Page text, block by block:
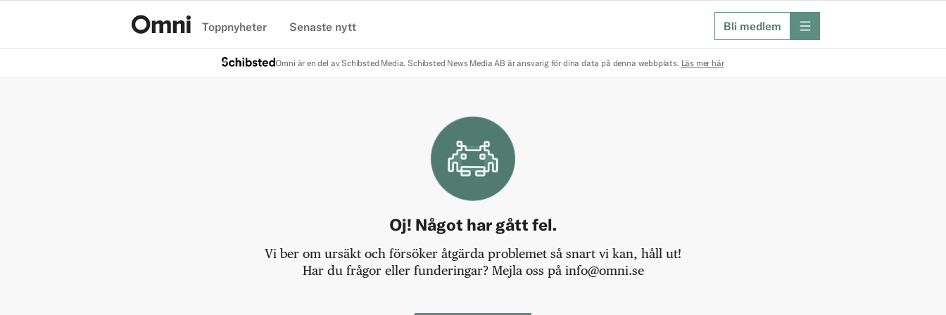
Toppnyheter Senaste nytt Bli medlem meny
Omni är en del av Schibsted Media. Schibsted News Media AB är ansvarig för dina data på denna webbplats. Läs mer här
Oj! Något har gått fel.
Vi ber om ursäkt och försöker åtgärda problemet så snart vi kan, håll ut!
Har du frågor eller funderingar? Mejla oss på info@omni.se